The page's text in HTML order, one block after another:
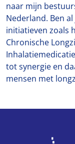
naar mijn
Nederland. Ben
initiatieven zoals
Chronische
tot synergie en
mensen met